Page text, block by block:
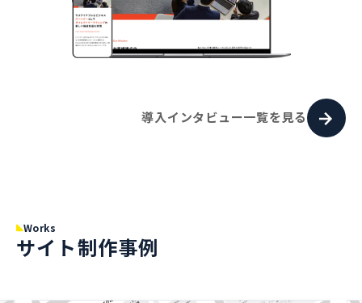
導入インタビュー一覧を見る
Works
サイト制作事例